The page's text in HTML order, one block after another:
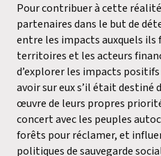
Pour contribuer à cette
partenaires dans le but de
entre les impacts auxquels ils
territoires et les acteurs
d’explorer les impacts
avoir sur eux s’il était destiné
œuvre de leurs propres
concert avec les peuples
forêts pour réclamer, et
politiques de sauvegarde